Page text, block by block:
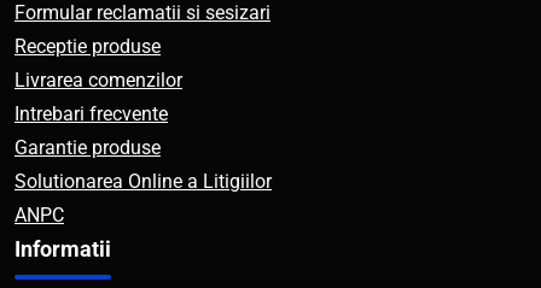
Formular reclamatii si sesizari
Receptie produse
Livrarea comenzilor
Intrebari frecvente
Garantie produse
Solutionarea Online a Litigiilor
ANPC
Informatii